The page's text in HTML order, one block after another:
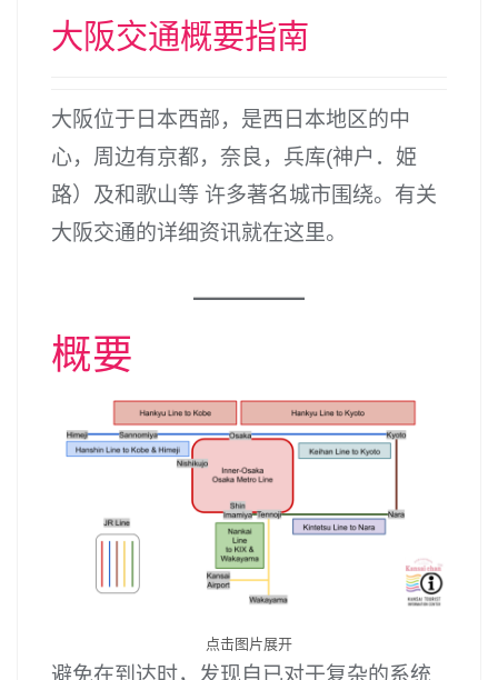
大阪交通概要指南
大阪位于日本西部，是西日本地区的中
心，周边有京都，奈良，兵库(神户．姫
路）及和歌山等 许多著名城市围绕。有关
大阪交通的详细资讯就在这里。
概要
点击图片展开